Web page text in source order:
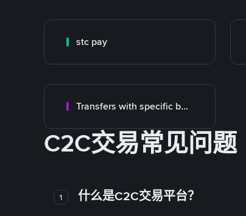
stc pay
Transfers with specific bank
C2C交易常见问题
1 什么是C2C交易平台？